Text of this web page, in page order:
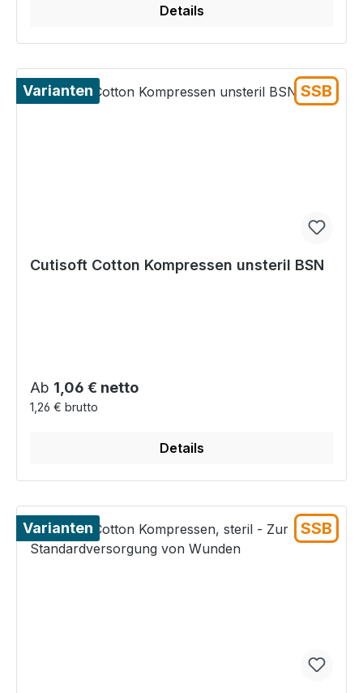
Details
Varianten SSB
Cutisoft Cotton Kompressen unsteril BSN
Regulärer Preis:
Ab 1,06 € netto
1,26 € brutto
Details
Varianten SSB